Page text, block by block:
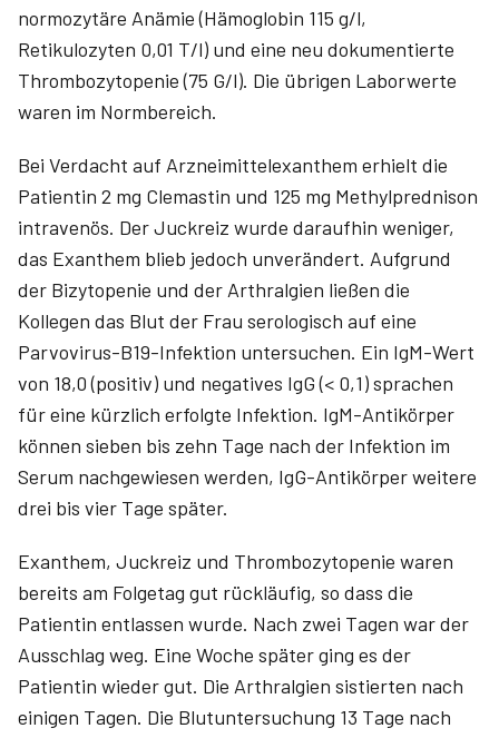
normozytäre Anämie (Hämoglobin 115 g/l,
Retikulozyten 0,01 T/l) und eine neu dokumentierte
Thrombozytopenie (75 G/l). Die übrigen Laborwerte
waren im Normbereich.
Bei Verdacht auf Arzneimittelexanthem erhielt die
Patientin 2 mg Clemastin und 125 mg Methylprednison
intravenös. Der Juckreiz wurde daraufhin weniger,
das Exanthem blieb jedoch unverändert. Aufgrund
der Bizytopenie und der Arthralgien ließen die
Kollegen das Blut der Frau serologisch auf eine
Parvovirus-B19-Infektion untersuchen. Ein IgM-Wert
von 18,0 (positiv) und negatives IgG (< 0,1) sprachen
für eine kürzlich erfolgte Infektion. IgM-Antikörper
können sieben bis zehn Tage nach der Infektion im
Serum nachgewiesen werden, IgG-Antikörper weitere
drei bis vier Tage später.
Exanthem, Juckreiz und Thrombozytopenie waren
bereits am Folgetag gut rückläufig, so dass die
Patientin entlassen wurde. Nach zwei Tagen war der
Ausschlag weg. Eine Woche später ging es der
Patientin wieder gut. Die Arthralgien sistierten nach
einigen Tagen. Die Blutuntersuchung 13 Tage nach